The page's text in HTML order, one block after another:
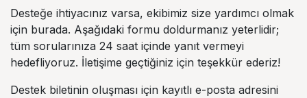
Desteğe ihtiyacınız varsa, ekibimiz size yardımcı olmak
için burada. Aşağıdaki formu doldurmanız yeterlidir;
tüm sorularınıza 24 saat içinde yanıt vermeyi
hedefliyoruz. İletişime geçtiğiniz için teşekkür ederiz!
Destek biletinin oluşması için kayıtlı e-posta adresini